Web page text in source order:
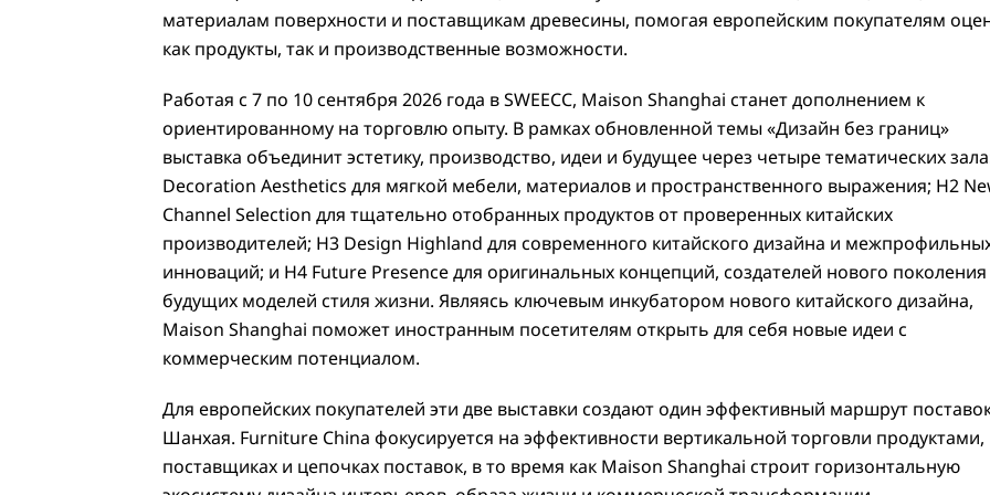
материалам поверхности и поставщикам древесины, помогая европейским покупателям
как продукты, так и производственные возможности.
Работая с 7 по 10 сентября 2026 года в SWEECC, Maison Shanghai станет дополнением к
ориентированному на торговлю опыту. В рамках обновленной темы «Дизайн без границ»
выставка объединит эстетику, производство, идеи и будущее через четыре тематических
Decoration Aesthetics для мягкой мебели, материалов и пространственного выражения; H2
Channel Selection для тщательно отобранных продуктов от проверенных китайских
производителей; H3 Design Highland для современного китайского дизайна и
инноваций; и H4 Future Presence для оригинальных концепций, создателей нового поколения
будущих моделей стиля жизни. Являясь ключевым инкубатором нового китайского дизайна,
Maison Shanghai поможет иностранным посетителям открыть для себя новые идеи с
коммерческим потенциалом.
Для европейских покупателей эти две выставки создают один эффективный маршрут
Шанхая. Furniture China фокусируется на эффективности вертикальной торговли продуктами,
поставщиках и цепочках поставок, в то время как Maison Shanghai строит горизонтальную